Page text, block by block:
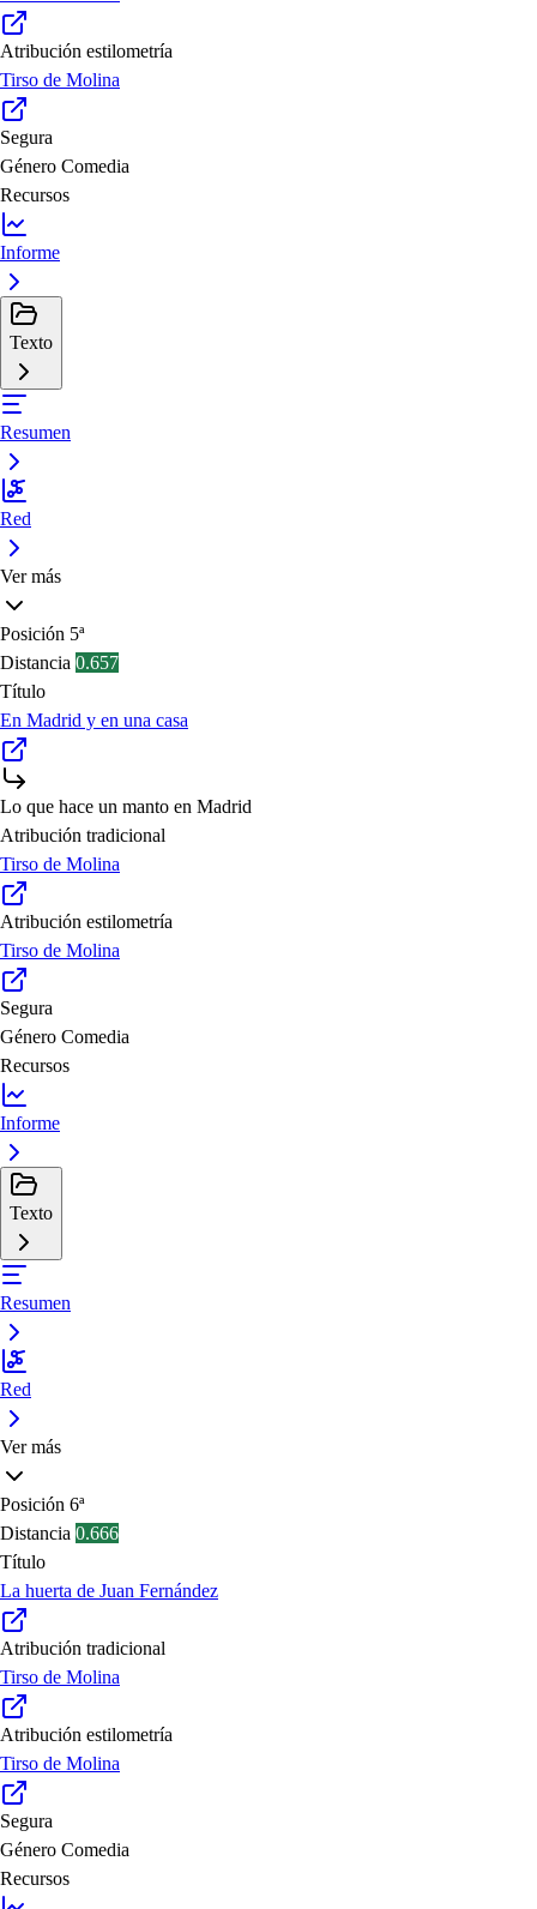
Atribución estilometría
Tirso de Molina
Segura
Género Comedia
Recursos
Informe
Texto
Resumen
Red
Ver más
Posición 5ª
Distancia 0.657
Título
En Madrid y en una casa
Lo que hace un manto en Madrid
Atribución tradicional
Tirso de Molina
Atribución estilometría
Tirso de Molina
Segura
Género Comedia
Recursos
Informe
Texto
Resumen
Red
Ver más
Posición 6ª
Distancia 0.666
Título
La huerta de Juan Fernández
Atribución tradicional
Tirso de Molina
Atribución estilometría
Tirso de Molina
Segura
Género Comedia
Recursos